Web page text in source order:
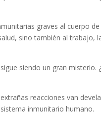
graves al cuerpo
sino también al trabajo,
siendo un gran misterio.
reacciones van
inmunitario humano.